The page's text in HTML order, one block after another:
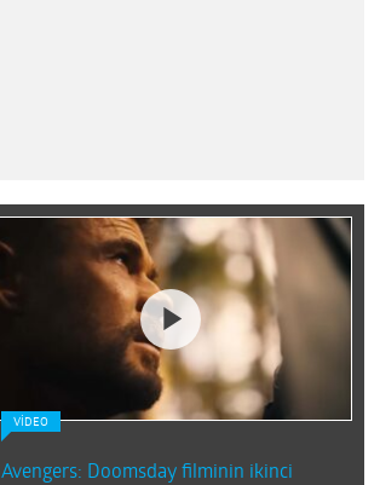
VİDEO
Avengers: Doomsday filminin ikinci